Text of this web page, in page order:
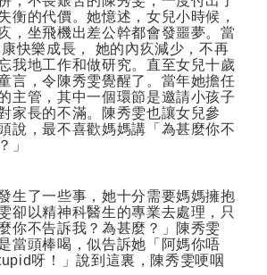
衡的代價。她憶述，女兒小時候，
，坐飛機出差公幹都會發噩夢。當
快樂成長，
她的內疚減少，不再
我地工作和做研究。直至女兒十歲
言，令陳秀雯覺醒了。當年她擔任
主管，其中一個環節是邀請小孩子
家長的不滿。陳秀雯也讓女兒參
說，最不喜歡媽媽講「為甚麼你不
」
生了一些事，她十分需要媽媽擁抱
卻以精神科醫生的專業去處理，只
你不告訴我？為甚麼？」陳秀雯
當頭棒喝，似告訴她「阿媽你唔
呀！」說到這裏，陳秀雯哽咽